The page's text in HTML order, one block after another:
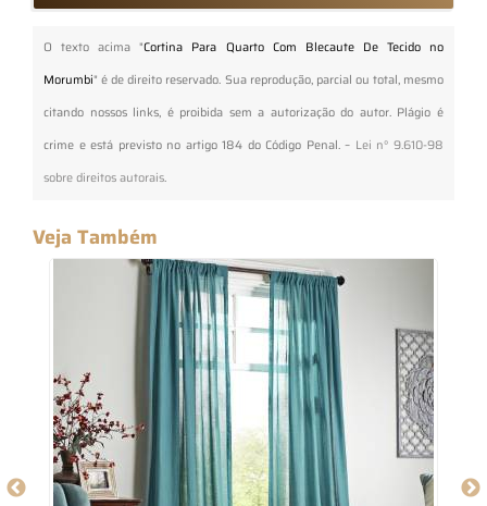
O texto acima "Cortina Para Quarto Com Blecaute De Tecido no
Morumbi" é de direito reservado. Sua reprodução, parcial ou total, mesmo
citando nossos links, é proibida sem a autorização do autor. Plágio é
crime e está previsto no artigo 184 do Código Penal. – Lei n° 9.610-98
sobre direitos autorais.
Veja Também